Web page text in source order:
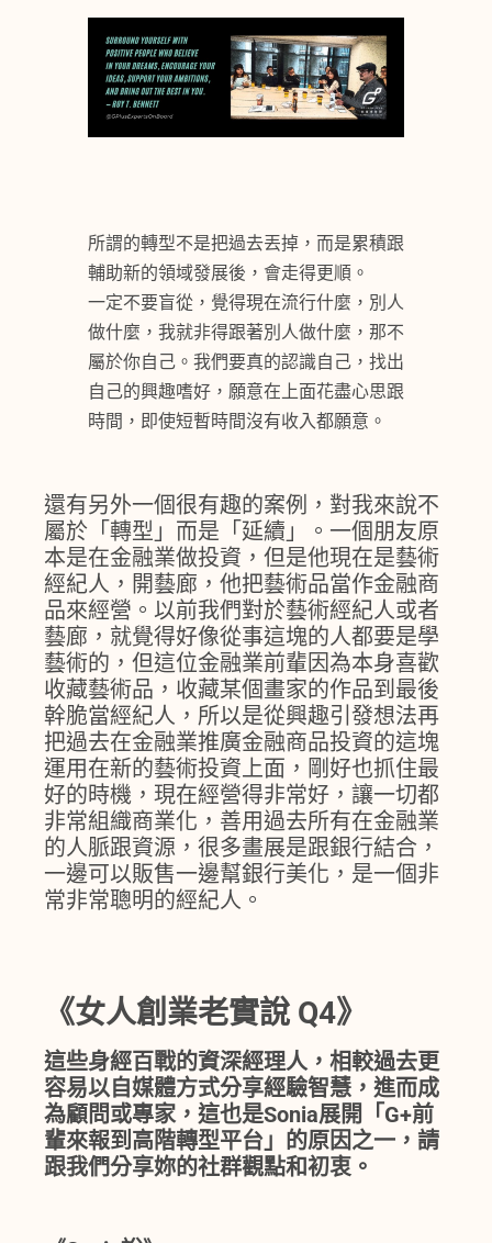
所謂的轉型不是把過去丟掉，而是累積跟
輔助新的領域發展後，會走得更順。
一定不要盲從，覺得現在流行什麼，別人
做什麼，我就非得跟著別人做什麼，那不
屬於你自己。我們要真的認識自己，找出
自己的興趣嗜好，願意在上面花盡心思跟
時間，即使短暫時間沒有收入都願意。
還有另外一個很有趣的案例，對我來說不
屬於「轉型」而是「延續」。一個朋友原
本是在金融業做投資，但是他現在是藝術
經紀人，開藝廊，他把藝術品當作金融商
品來經營。以前我們對於藝術經紀人或者
藝廊，就覺得好像從事這塊的人都要是學
藝術的，但這位金融業前輩因為本身喜歡
收藏藝術品，收藏某個畫家的作品到最後
幹脆當經紀人，所以是從興趣引發想法再
把過去在金融業推廣金融商品投資的這塊
運用在新的藝術投資上面，剛好也抓住最
好的時機，現在經營得非常好，讓一切都
非常組織商業化，善用過去所有在金融業
的人脈跟資源，很多畫展是跟銀行結合，
一邊可以販售一邊幫銀行美化，是一個非
常非常聰明的經紀人。
《女人創業老實說 Q4》
這些身經百戰的資深經理人，相較過去更
容易以自媒體方式分享經驗智慧，進而成
為顧問或專家，這也是Sonia展開「G+前
輩來報到高階轉型平台」的原因之一，請
跟我們分享妳的社群觀點和初衷。